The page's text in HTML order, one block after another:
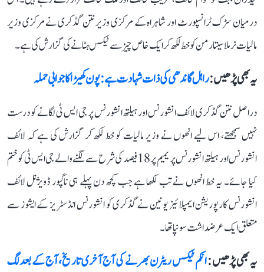
درمیان سڑک ٹرانسپورٹ اور شاہراہ کے مرکزی وزیر نتن گڈکری نے مرکزی وزیر
مالیات نرملا سیتارمن کو خط لکھ کر ایک خاص چیز سے ٹیکس ہٹانے کی گزارش کی ہے۔
یہ بھی پڑھیں :راہل گاندھی کی ذات شہادت ہے: پون کھیڑا کا جوابی حملہ
دراصل نتن گڈکری لائف انشورنس اور ہیلتھ انشورنس پر جی ایس ٹی لگانے کو درست
نہیں سمجھتے، اس لیے انھوں نے وزیر مالیات کو خط لکھ کر گزارش کی ہے کہ لائف
انشورنس اور ہیلتھ انشورنس پریمیم پر 18 فیصد کی شرح سے لگنے والے جی ایس ٹی کو ختم
کیا جائے۔ یہ خط انھوں نے تب لکھا ہے جب کچھ دن پہلے ہی ناگپور ڈویژنل لائف
انشورنس کارپوریشن ایمپلائیز یونین نے گڈکری کو انشورنس انڈسٹریز کے ایشوز سے
متعلق ایک عرضداشت سونپا تھا۔
یہ بھی پڑھیں :انکم ٹیکس ریٹرن بھرنے کی آج آخری تاریخ، آج کے بعد لگ